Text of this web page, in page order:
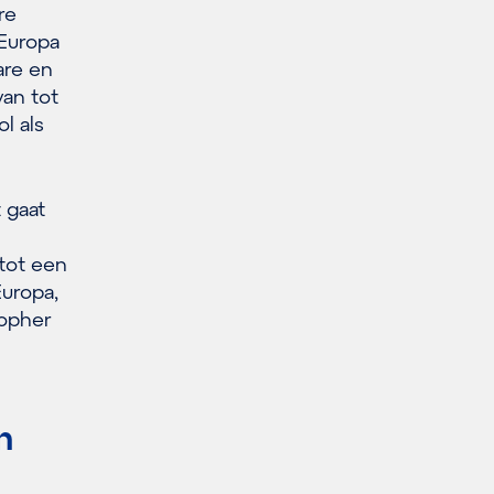
en
tot
als
gaat
een